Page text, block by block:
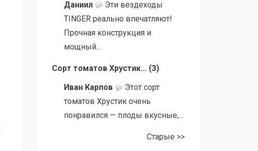
Даниил
Эти вездеходы
TINGER реально впечатляют!
Прочная конструкция и
мощный...
Сорт томатов Хрустик... (3)
Иван Карпов
Этот сорт
томатов Хрустик очень
понравился — плоды вкусные,...
Старые >>